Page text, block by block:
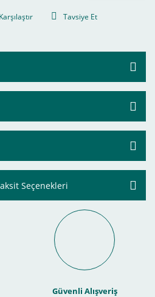
Karşılaştır
Tavsiye Et
Seçenekleri
Güvenli Alışveriş